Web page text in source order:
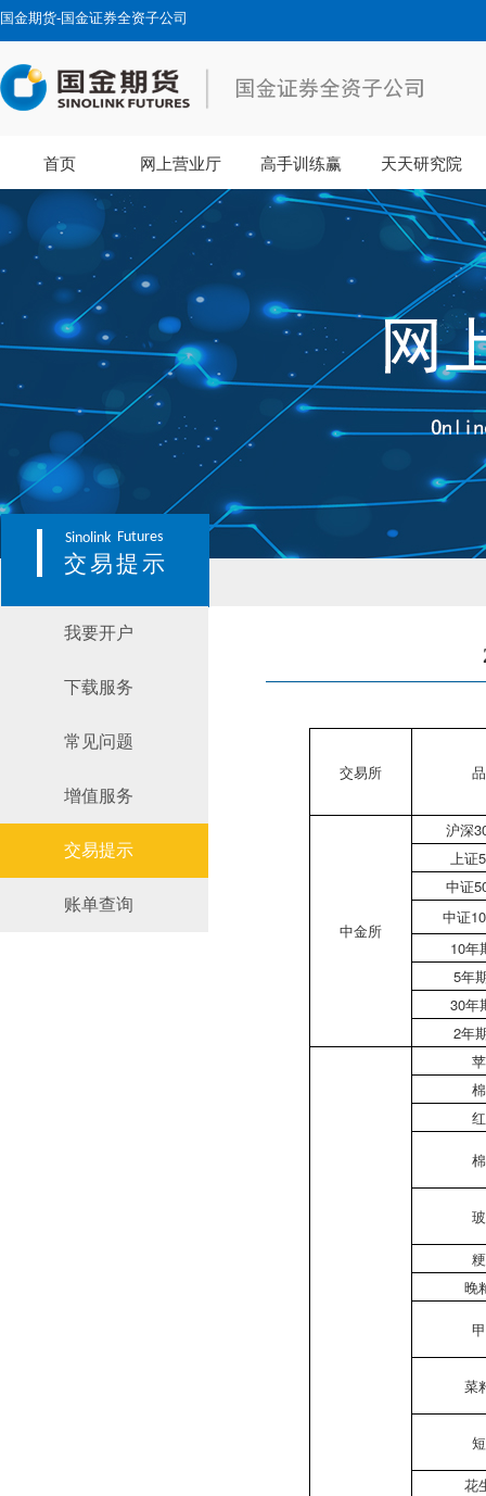
国金期货-国金证券全资子公司
首页 网上营业厅 高手训练赢 天天研究院
Sinolink Futures
交易提示
我要开户
下载服务
常见问题
增值服务
交易提示
账单查询
交易所
中金所
沪深
上证
中证
中证
10年
5年
30年
2年
晚
菜
花